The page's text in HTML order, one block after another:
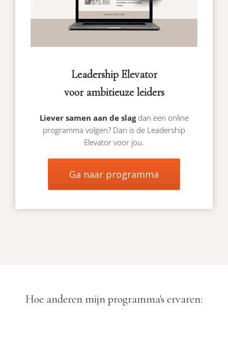
Leadership Elevator
voor ambitieuze leiders
Liever samen aan de slagdan een online
programma volgen? Dan is de Leadership
Elevator voor jou.
Ga naar programma
Hoe anderen mijn programma's ervaren: